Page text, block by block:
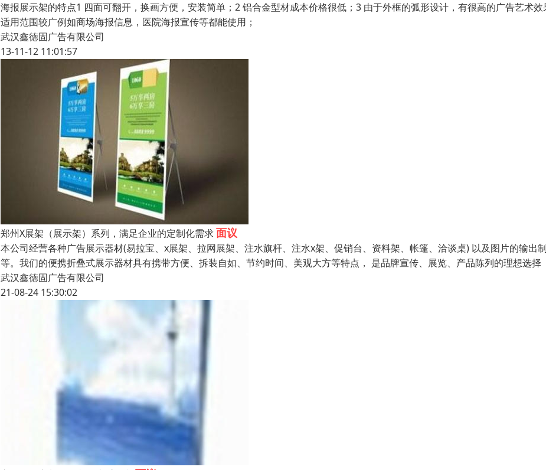
海报展示架的特点1 四面可翻开，换画方便，安装简单；2 铝合金型材成本价格很低；3 由于外框的弧形设计，有很高的广告艺术效
适用范围较广例如商场海报信息，医院海报宣传等都能使用；
武汉鑫徳固广告有限公司
13-11-12 11:01:57
郑州X展架（展示架）系列，满足企业的定制化需求面议
本公司经营各种广告展示器材(易拉宝、x展架、拉网展架、注水旗杆、注水x架、促销台、资料架、帐篷、洽谈桌) 以及图片的输出
等。我们的便携折叠式展示器材具有携带方便、拆装自如、节约时间、美观大方等特点， 是品牌宣传、展览、产品陈列的理想选择
武汉鑫徳固广告有限公司
21-08-24 15:30:02